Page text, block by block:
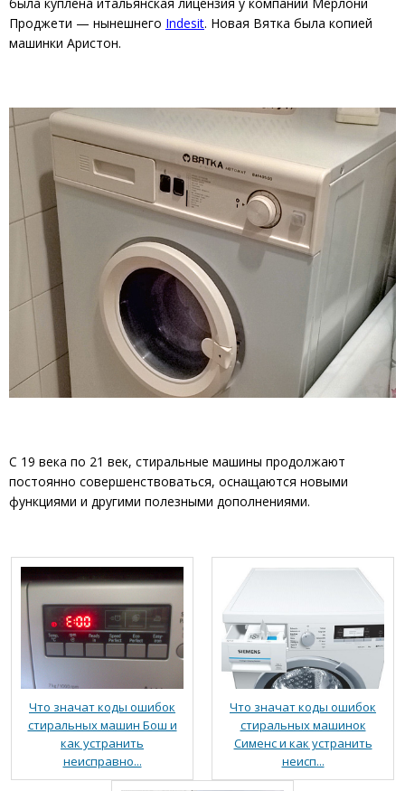
Проджети — нынешнего Indesit. Новая Вятка была копией
машинки Аристон.
С 19 века по 21 век, стиральные машины продолжают
постоянно совершенствоваться, оснащаются новыми
функциями и другими полезными дополнениями.
Что значат коды ошибок
стиральных машин Бош и
как устранить
неисправно...
Что значат коды ошибок
стиральных машинок
Сименс и как устранить
неисп...